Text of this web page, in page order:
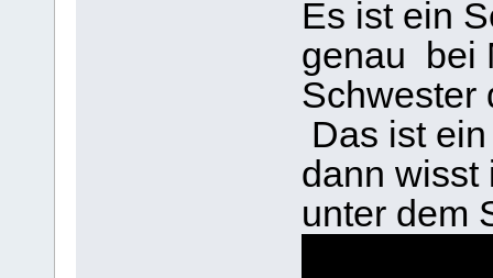
Es ist ein
genau bei
Schwester
Das ist
dann wisst
unter dem